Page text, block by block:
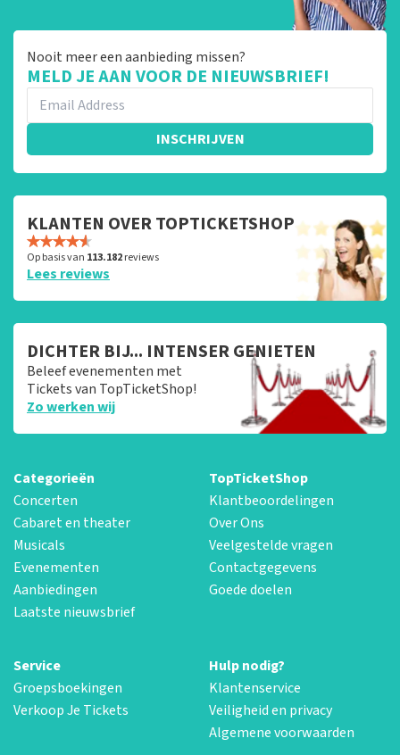
Nooit meer een aanbieding missen?
MELD JE AAN VOOR DE NIEUWSBRIEF!
INSCHRIJVEN
KLANTEN OVER TOPTICKETSHOP
Op basis van 113.182reviews
Lees reviews
DICHTER BIJ... INTENSER GENIETEN
Beleef evenementen met
Tickets van TopTicketShop!
Zo werken wij
Categorieën
Concerten
Cabaret en theater
Musicals
Evenementen
Aanbiedingen
Laatste nieuwsbrief
TopTicketShop
Klantbeoordelingen
Over Ons
Veelgestelde vragen
Contactgegevens
Goede doelen
Service
Groepsboekingen
Verkoop Je Tickets
Hulp nodig?
Klantenservice
Veiligheid en privacy
Algemene voorwaarden